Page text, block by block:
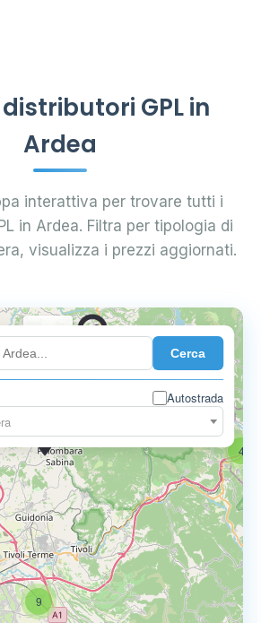
GPL in
Ardea
interattiva per trovare tutti i
in Ardea. Filtra per tipologia di
visualizza i prezzi aggiornati.
Cerca
Autostrada
9
4